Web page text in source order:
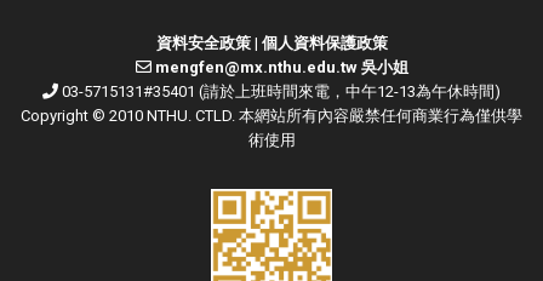
資料安全政策| 個人資料保護政策
mengfen@mx.nthu.edu.tw 吳小姐
03-5715131#35401 (請於上班時間來電，中午12-13為午休時間)
Copyright © 2010 NTHU. CTLD. 本網站所有內容嚴禁任何商業行為僅供學
術使用